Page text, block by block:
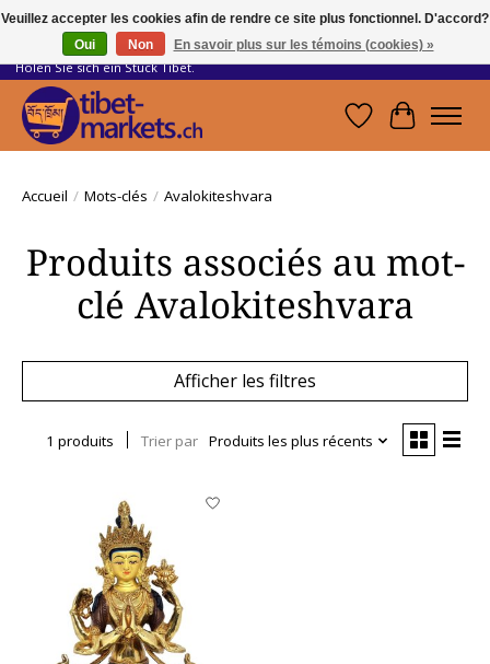
Handwerkskunst vom Dach der Welt.
Holen Sie sich ein Stück Tibet.
Liste dePanier
Accueil / Mots-clés / Avalokiteshvara
Produits associés au mot-
clé Avalokiteshvara
Afficher les filtres
1 produits Trier par Produits les plus récents
Veuillez accepter les cookies afin de rendre ce site plus fonctionnel. D'accord?
Oui
Non En savoir plus sur les témoins (cookies) »